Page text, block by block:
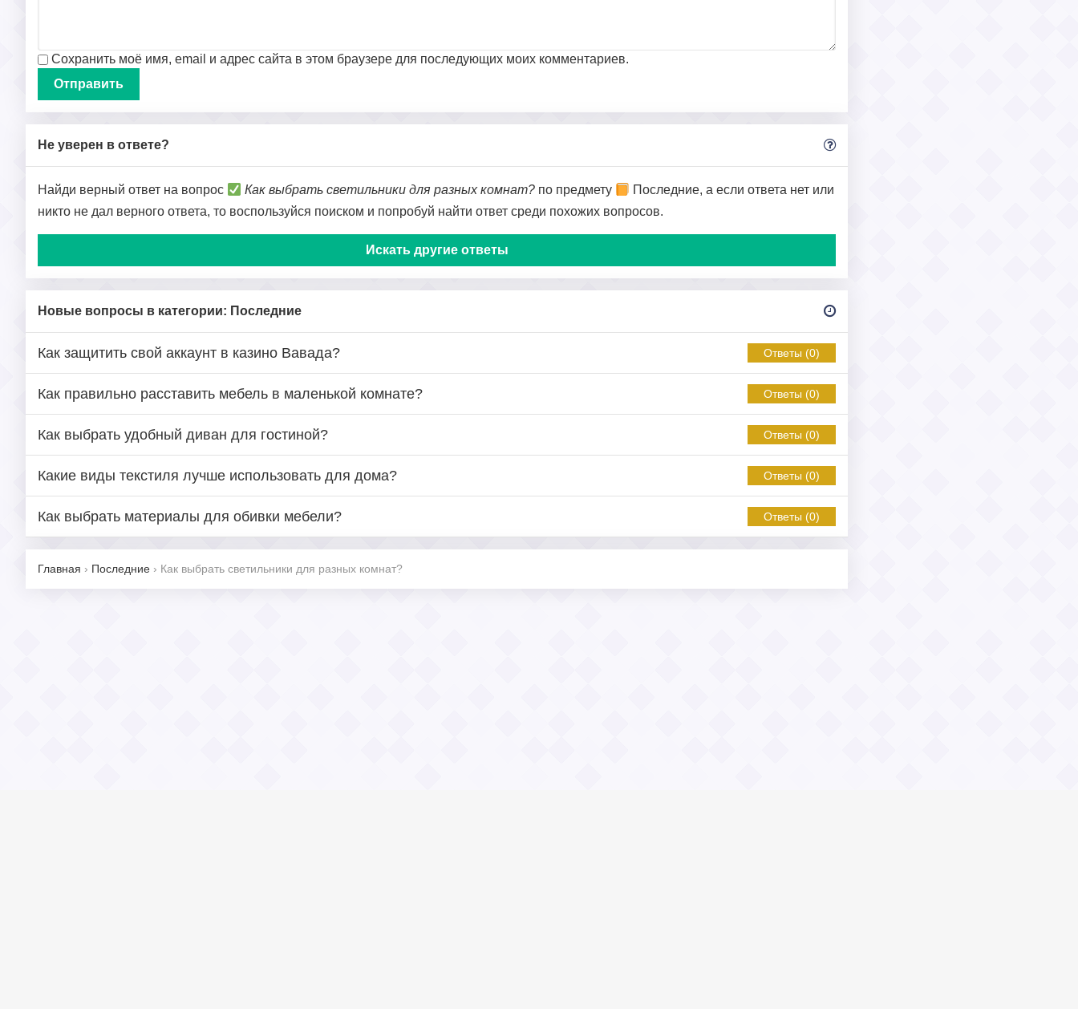
Сохранить моё имя, email и адрес сайта в этом браузере для последующих моих комментариев.
Не уверен в ответе?
Найди верный ответ на вопрос Как выбрать светильники для разных комнат? по предмету
Последние, а если ответа нет или
никто не дал верного ответа, то воспользуйся поиском и попробуй найти ответ среди похожих вопросов.
Искать другие ответы
Новые вопросы в категории: Последние
Как защитить свой аккаунт в казино Вавада? Ответы (0)
Как правильно расставить мебель в маленькой комнате? Ответы (0)
Как выбрать удобный диван для гостиной? Ответы (0)
Какие виды текстиля лучше использовать для дома? Ответы (0)
Как выбрать материалы для обивки мебели? Ответы (0)
Главная › Последние › Как выбрать светильники для разных комнат?